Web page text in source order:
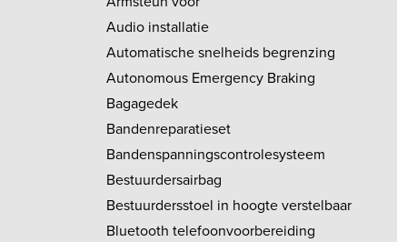
Audio installatie
Automatische snelheids begrenzing
Autonomous Emergency Braking
Bagagedek
Bandenreparatieset
Bandenspanningscontrolesysteem
Bestuurdersairbag
Bestuurdersstoel in hoogte verstelbaar
Bluetooth telefoonvoorbereiding